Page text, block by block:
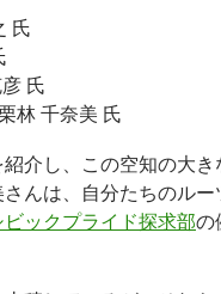
氏
氏
林 千奈美 氏
介し、この空知の大き
んは、自分たちのル
ックプライド探求部の